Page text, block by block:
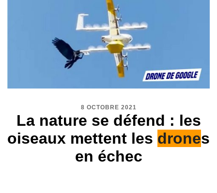
8 OCTOBRE 2021
La nature se défend : les
oiseaux mettent les drones
en échec